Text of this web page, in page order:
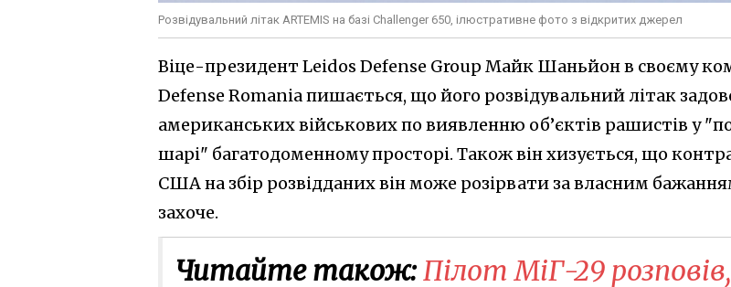
Розвідувальний літак ARTEMIS на базі Challenger 650, ілюстративне фото з відкритих джерел
Віце-президент Leidos Defense Group Майк Шаньйон в своєму
Defense Romania пишається, що його розвідувальний літак
американських військових по виявленню об’єктів рашистів у
шарі" багатодоменному просторі. Також він хизується, що
США на збір розвідданих він може розірвати за власним
захоче.
Читайте також:Пілот МіГ-29